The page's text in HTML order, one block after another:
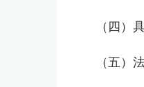
（四）
（五）